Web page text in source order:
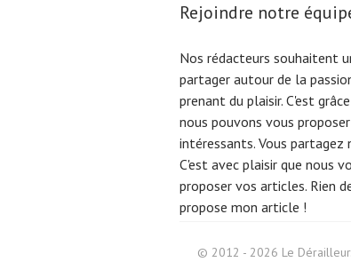
Rejoindre notre
Nos rédacteurs souhaitent
partager autour de la
prenant du plaisir. C'est
nous pouvons vous
intéressants. Vous
C'est avec plaisir que nous
proposer vos articles. Rien
propose mon article !
© 2012 - 2026 Le